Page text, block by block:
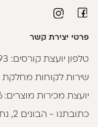
פרטי יצירת קשר
טלפון יועצת קורסים:
שירות לקוחות מחלקת
יועצת מכירות מוצרים:
כתובתנו - הבונים 2, נתניה